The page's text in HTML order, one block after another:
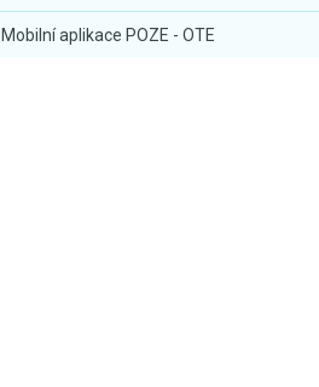
Mobilní aplikace POZE - OTE